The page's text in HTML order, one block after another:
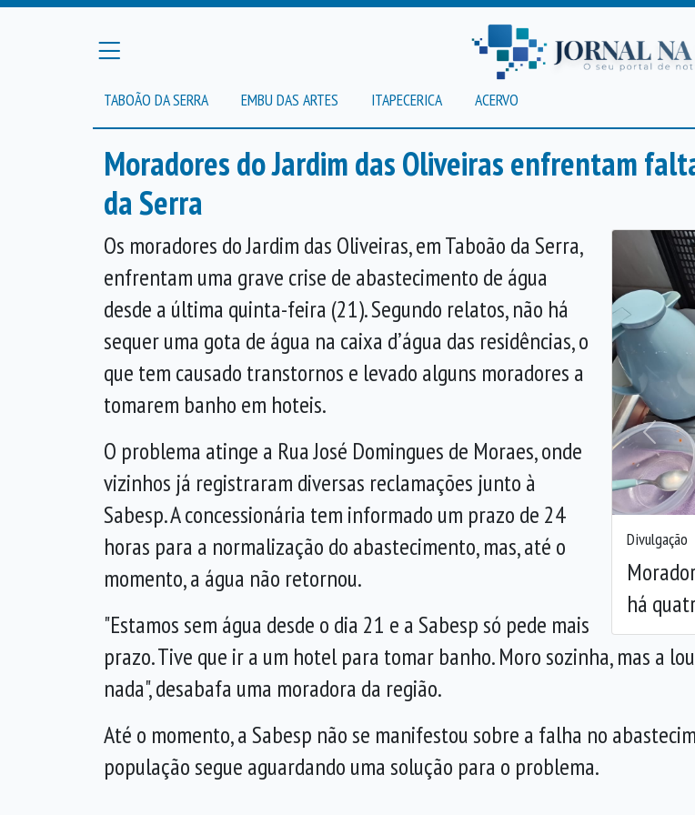
TABOÃO DA SERRA EMBU DAS ARTES ITAPECERICA ACERVO
Moradores do Jardim das Oliveiras enfrentam
da Serra
Divulgação
há
Anterior
Os moradores do Jardim das Oliveiras, em Taboão da Serra,
enfrentam uma grave crise de abastecimento de água
desde a última quinta-feira (21). Segundo relatos, não há
sequer uma gota de água na caixa d’água das residências, o
que tem causado transtornos e levado alguns moradores a
tomarem banho em hoteis.
O problema atinge a Rua José Domingues de Moraes, onde
vizinhos já registraram diversas reclamações junto à
Sabesp. A concessionária tem informado um prazo de 24
horas para a normalização do abastecimento, mas, até o
momento, a água não retornou.
"Estamos sem água desde o dia 21 e a Sabesp só pede mais
prazo. Tive que ir a um hotel para tomar banho. Moro sozinha, mas a
nada", desabafa uma moradora da região.
Até o momento, a Sabesp não se manifestou sobre a falha no
população segue aguardando uma solução para o problema.